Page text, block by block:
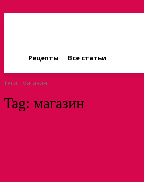
Рецепты Все статьи
Теги магазин
Tag: магазин